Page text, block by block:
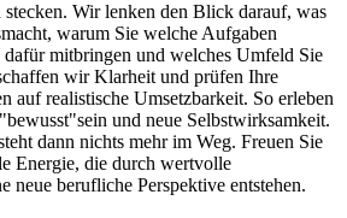
Wir lenken den Blick darauf, was
warum Sie welche Aufgaben
mitbringen und welches Umfeld Sie
wir Klarheit und prüfen Ihre
auf realistische Umsetzbarkeit. So erleben
und neue Selbstwirksamkeit.
dann nichts mehr im Weg. Freuen Sie
Energie, die durch wertvolle
neue berufliche Perspektive entstehen.